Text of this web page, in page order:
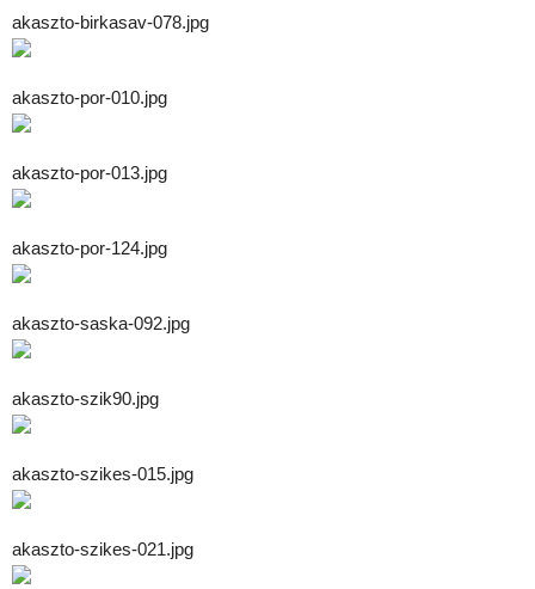
akaszto-birkasav-078.jpg
akaszto-por-010.jpg
akaszto-por-013.jpg
akaszto-por-124.jpg
akaszto-saska-092.jpg
akaszto-szik90.jpg
akaszto-szikes-015.jpg
akaszto-szikes-021.jpg